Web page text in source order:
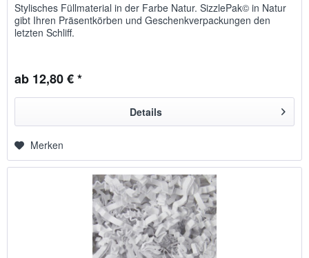
Stylisches Füllmaterial in der Farbe Natur. SizzlePak© in Natur
gibt Ihren Präsentkörben und Geschenkverpackungen den
letzten Schliff.
ab 12,80 € *
Details
Merken